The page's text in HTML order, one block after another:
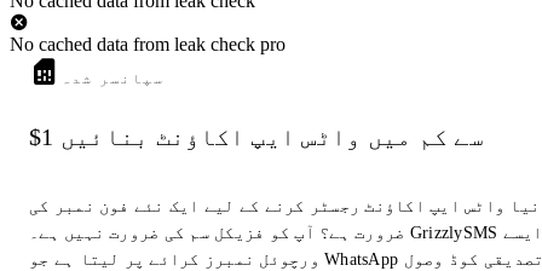
No cached data from leak check pro
سپانسر شدہ
$1 سے کم میں واٹس ایپ اکاؤنٹ بنائیں
نیا واٹس ایپ اکاؤنٹ رجسٹر کرنے کے لیے ایک نئے فون نمبر کی
ضرورت ہے؟ آپ کو فزیکل سم کی ضرورت نہیں ہے۔ GrizzlySMS ایسے
ورچوئل نمبرز کرائے پر لیتا ہے جو WhatsApp تصدیقی کوڈ وصول